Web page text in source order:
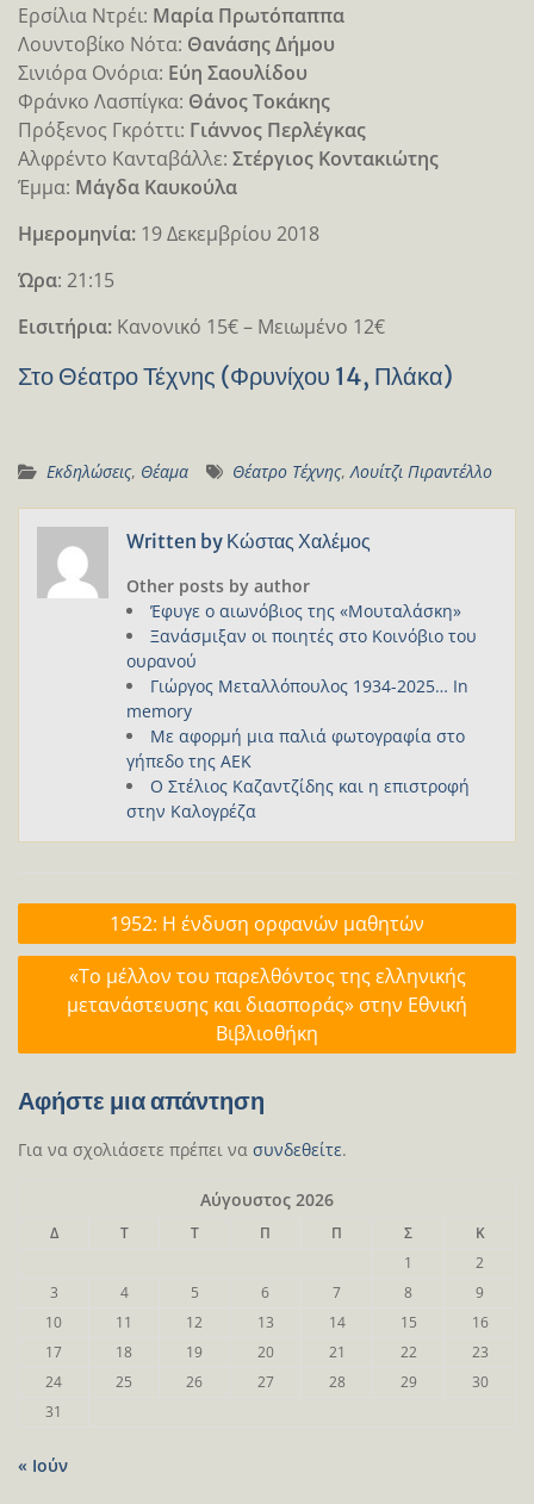
Ερσίλια Ντρέι: Μαρία Πρωτόπαππα
Λουντοβίκο Νότα: Θανάσης Δήμου
Σινιόρα Ονόρια: Εύη Σαουλίδου
Φράνκο Λασπίγκα: Θάνος Τοκάκης
Πρόξενος Γκρόττι: Γιάννος Περλέγκας
Αλφρέντο Κανταβάλλε: Στέργιος Κοντακιώτης
Έμμα: Μάγδα Καυκούλα
Ημερομηνία: 19 Δεκεμβρίου 2018
Ώρα: 21:15
Eισιτήρια: Κανονικό 15€ – Μειωμένο 12€
Στο Θέατρο Τέχνης (Φρυνίχου 14, Πλάκα)
Εκδηλώσεις, Θέαμα Θέατρο Τέχνης, Λουίτζι Πιραντέλλο
Written by Κώστας Χαλέμος
Other posts by author
Έφυγε ο αιωνόβιος της «Μουταλάσκη»
Ξανάσμιξαν οι ποιητές στο Κοινόβιο του
ουρανού
Γιώργος Μεταλλόπουλος 1934-2025… In
memory
Με αφορμή μια παλιά φωτογραφία στο
γήπεδο της ΑΕΚ
Ο Στέλιος Καζαντζίδης και η επιστροφή
στην Καλογρέζα
Πλοήγηση
άρθρων
1952: Η ένδυση ορφανών μαθητών
«Το μέλλον του παρελθόντος της ελληνικής
μετανάστευσης και διασποράς» στην Εθνική
Βιβλιοθήκη
Αφήστε μια απάντηση
Για να σχολιάσετε πρέπει να συνδεθείτε.
Αύγουστος 2026
Δ Τ Τ Π Π Σ
Κ
1
2
3
4 5 6 7 8
9
10
11 12 13 14 15
16
17
18 19 20 21 22
23
24
25 26 27 28 29
30
31
« Ιούν